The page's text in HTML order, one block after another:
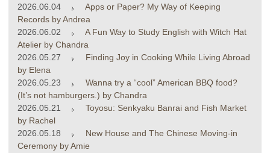
2026.06.04
Apps or Paper? My Way of Keeping
Records by Andrea
2026.06.02
A Fun Way to Study English with Witch Hat
Atelier by Chandra
2026.05.27
Finding Joy in Cooking While Living Abroad
by Elena
2026.05.23
Wanna try a “cool” American BBQ food?
(It’s not hamburgers.) by Chandra
2026.05.21
Toyosu: Senkyaku Banrai and Fish Market
by Rachel
2026.05.18
New House and The Chinese Moving-in
Ceremony by Amie